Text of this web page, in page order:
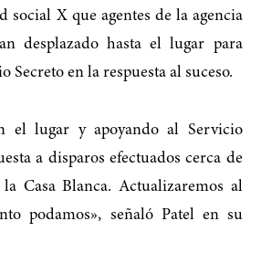
social X que agentes de la agencia
desplazado hasta el lugar para
Secreto en la respuesta al suceso.
el lugar y apoyando al Servicio
a disparos efectuados cerca de
Casa Blanca. Actualizaremos al
podamos», señaló Patel en su